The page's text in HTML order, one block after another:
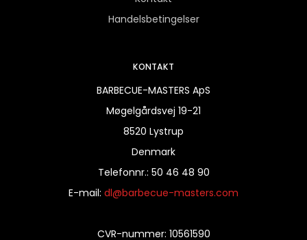
Handelsbetingelser
KONTAKT
BARBECUE-MASTERS ApS
Møgelgårdsvej 19-21
8520 Lystrup
Denmark
Telefonnr.: 50 46 48 90
E-mail: dl@barbecue-masters.com
CVR-nummer: 10561590